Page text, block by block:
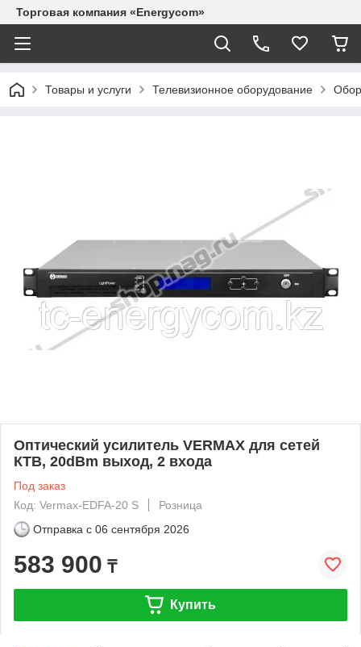
Торговая компания «Energycom»
Товары и услуги Телевизионное оборудование
Оптический усилитель VERMAX для сетей
КТВ, 20dBm выход, 2 входа
Под заказ
Код: Vermax-EDFA-20 S
Розница
Отправка с 06 сентября 2026
583 900 ₸
Купить